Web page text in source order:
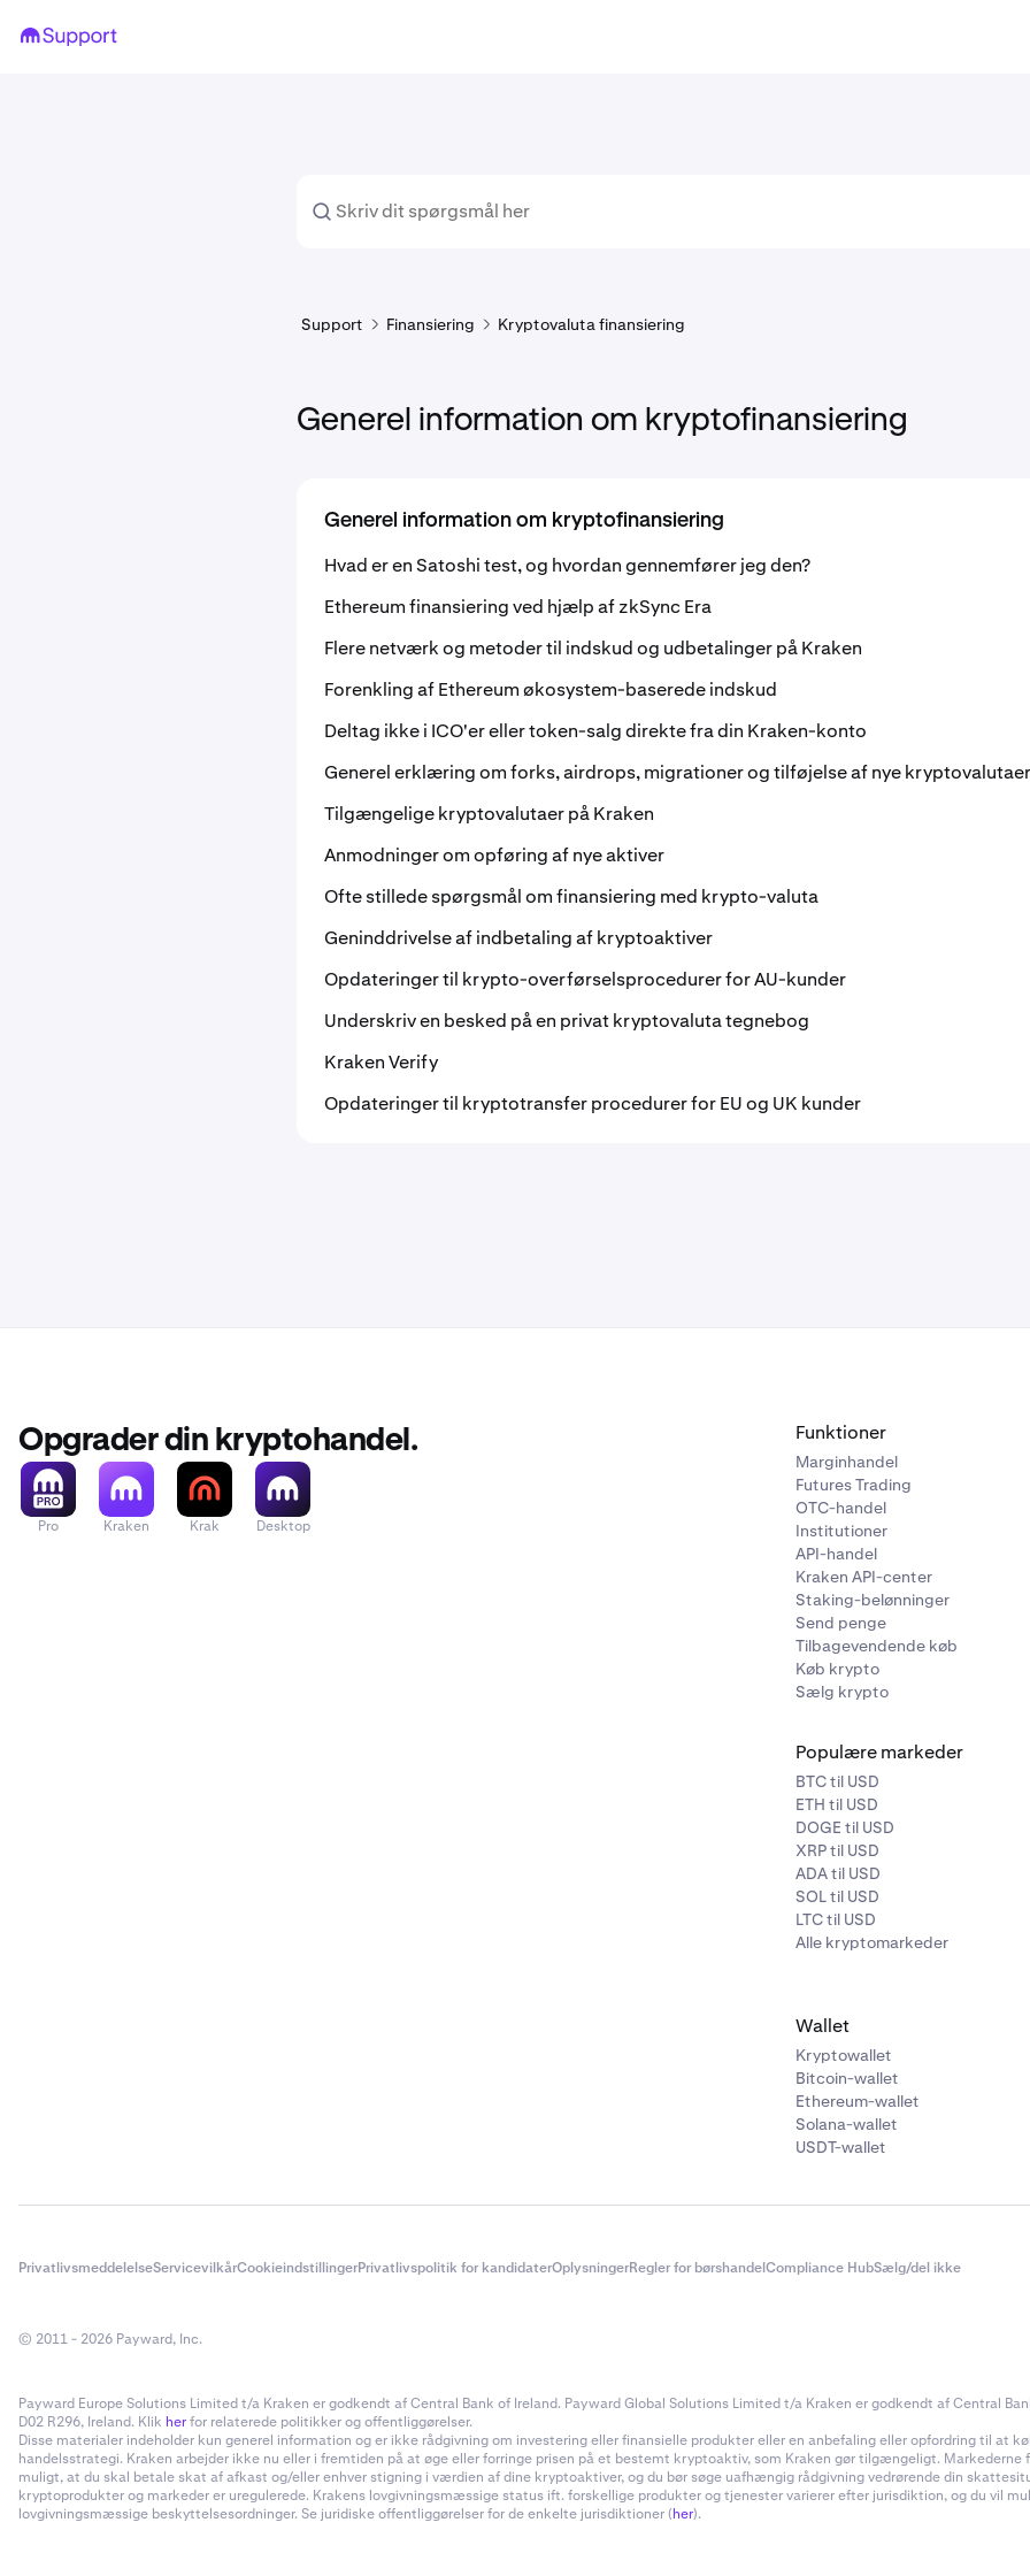
Support Finansiering Kryptovaluta finansiering
Generel information om kryptofinansiering
Generel information om kryptofinansiering
Hvad er en Satoshi test, og hvordan gennemfører jeg den?
Ethereum finansiering ved hjælp af zkSync Era
Flere netværk og metoder til indskud og udbetalinger på Kraken
Forenkling af Ethereum økosystem-baserede indskud
Deltag ikke i ICO'er eller token-salg direkte fra din Kraken-konto
Generel erklæring om forks, airdrops, migrationer og tilføjelse af nye kryptovalutaer
Tilgængelige kryptovalutaer på Kraken
Anmodninger om opføring af nye aktiver
Ofte stillede spørgsmål om finansiering med krypto-valuta
Geninddrivelse af indbetaling af kryptoaktiver
Opdateringer til krypto-overførselsprocedurer for AU-kunder
Underskriv en besked på en privat kryptovaluta tegnebog
Kraken Verify
Opdateringer til kryptotransfer procedurer for EU og UK kunder
Opgrader din kryptohandel.
Pro Kraken Krak Desktop
Funktioner
Marginhandel
Futures Trading
OTC-handel
Institutioner
API-handel
Kraken API-center
Staking-belønninger
Send penge
Tilbagevendende køb
Køb krypto
Sælg krypto
Populære markeder
BTC til USD
ETH til USD
DOGE til USD
XRP til USD
ADA til USD
SOL til USD
LTC til USD
Alle kryptomarkeder
Wallet
Kryptowallet
Bitcoin-wallet
Ethereum-wallet
Solana-wallet
USDT-wallet
PrivatlivsmeddelelseServicevilkårCookieindstillingerPrivatlivspolitik for kandidaterOplysningerRegler for børshandelCompliance HubSælg/del ikke
© 2011 - 2026 Payward, Inc.
Payward Europe Solutions Limited t/a Kraken er godkendt af Central Bank of Ireland. Payward Global Solutions Limited t/a Kraken er godkendt af Central
D02 R296, Ireland. Klik herfor relaterede politikker og offentliggørelser.
Disse materialer indeholder kun generel information og er ikke rådgivning om investering eller finansielle produkter eller en anbefaling eller opfordring til at
handelsstrategi. Kraken arbejder ikke nu eller i fremtiden på at øge eller forringe prisen på et bestemt kryptoaktiv, som Kraken gør tilgængeligt.
muligt, at du skal betale skat af afkast og/eller enhver stigning i værdien af dine kryptoaktiver, og du bør søge uafhængig rådgivning vedrørende din
kryptoprodukter og markeder er uregulerede. Krakens lovgivningsmæssige status ift. forskellige produkter og tjenester varierer efter jurisdiktion, og du vil
lovgivningsmæssige beskyttelsesordninger. Se juridiske offentliggørelser for de enkelte jurisdiktioner (her).